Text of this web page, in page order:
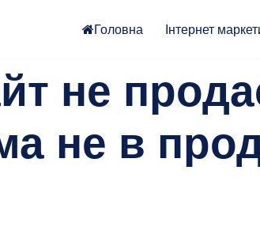
Головна Інтернет
не
не в